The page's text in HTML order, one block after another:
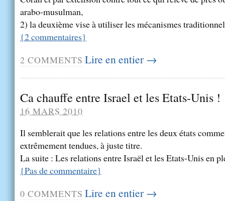
arabo-musulman,
2) la deuxième vise à utiliser les mécanismes
{2commentaires}
2 COMMENTS Lire en entier →
Ca chauffe entre Israel et les Etats-Unis !
16 MARS 2010
Il semblerait que les relations entre les deux états
extrêmement tendues, à juste titre.
La suite : Les relations entre Israël et les Etats-Unis en
{Pas de commentaire}
0 COMMENTS Lire en entier →